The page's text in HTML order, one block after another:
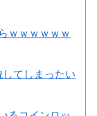
開発したと自慢す
水を注入していた
明して大問題にw
ｗｗｗｗｗｗ
してしまったい